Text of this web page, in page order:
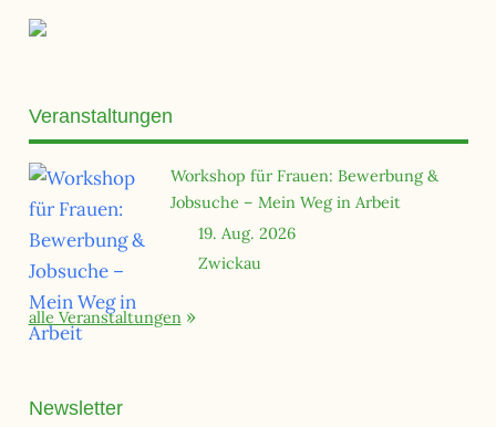
Veranstaltungen
Workshop für Frauen: Bewerbung &
Jobsuche – Mein Weg in Arbeit
19. Aug. 2026
Zwickau
alle Veranstaltungen
Newsletter